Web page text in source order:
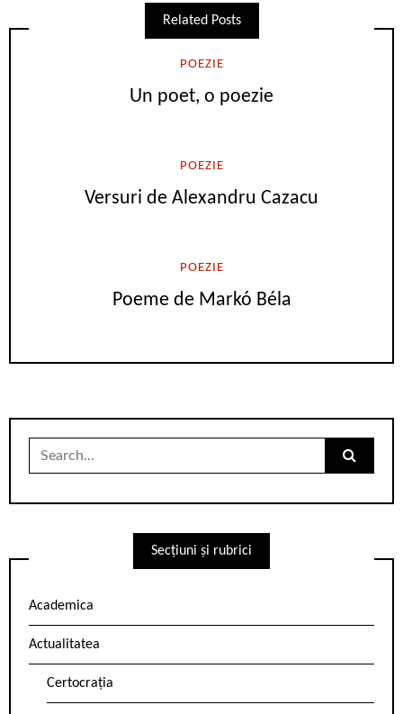
Related Posts
POEZIE
Un poet, o poezie
POEZIE
Versuri de Alexandru Cazacu
POEZIE
Poeme de Markó Béla
Search
Secțiuni și rubrici
Academica
Actualitatea
Certocrația